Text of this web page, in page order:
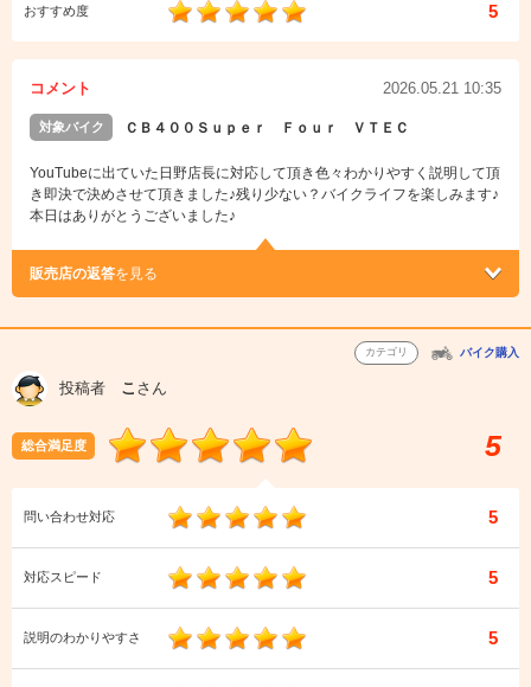
おすすめ度 5
コメント 2026.05.21 10:35
対象バイク ＣＢ４００Ｓｕｐｅｒ Ｆｏｕｒ ＶＴＥＣ
YouTubeに出ていた日野店長に対応して頂き色々わかりやすく説明して頂
き即決で決めさせて頂きました♪残り少ない？バイクライフを楽しみます♪
本日はありがとうございました♪
販売店の返答を見る
カテゴリ バイク購入
投稿者 こ さん
総合満足度 5
問い合わせ対応 5
対応スピード 5
説明のわかりやすさ 5